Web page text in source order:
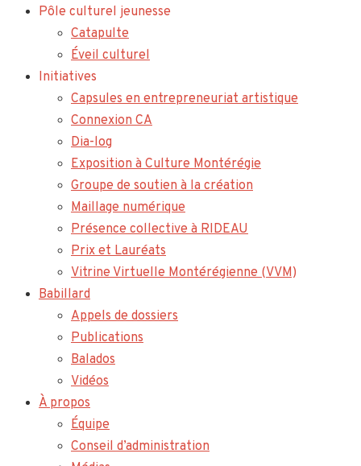
Pôle culturel jeunesse
Catapulte
Éveil culturel
Initiatives
Capsules en entrepreneuriat artistique
Connexion CA
Dia-log
Exposition à Culture Montérégie
Groupe de soutien à la création
Maillage numérique
Présence collective à RIDEAU
Prix et Lauréats
Vitrine Virtuelle Montérégienne (VVM)
Babillard
Appels de dossiers
Publications
Balados
Vidéos
À propos
Équipe
Conseil d’administration